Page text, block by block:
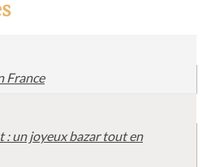
France
: un joyeux bazar tout en